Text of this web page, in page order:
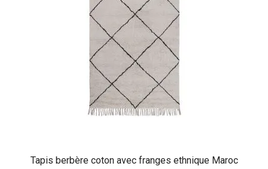
Tapis berbère coton avec franges ethnique Maroc